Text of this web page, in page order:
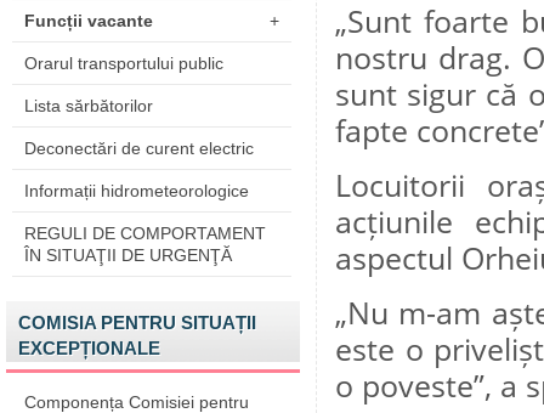
Funcții vacante +
Orarul transportului public
Lista sărbătorilor
Deconectări de curent electric
Informații hidrometeorologice
REGULI DE COMPORTAMENT
ÎN SITUAŢII DE URGENŢĂ
COMISIA PENTRU SITUAȚII
EXCEPȚIONALE
Componența Comisiei pentru
„Sunt foarte
nostru drag.
sunt sigur că
fapte
Locuitorii
acțiunile
aspectul
„Nu m-am
este o
o poveste”, a